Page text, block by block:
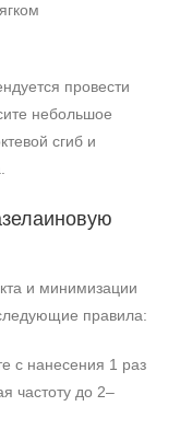
провести
небольшое
сгиб и
и минимизации
правила:
с нанесения 1 раз
частоту до 2–